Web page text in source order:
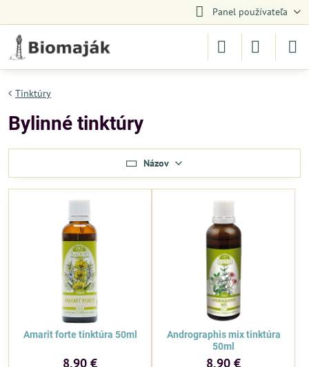
Panel používateľa
Tinktúry
Bylinné tinktúry
Názov
Amarit forte tinktúra 50ml
8,90 €
Andrographis mix tinktúra
50ml
8,90 €